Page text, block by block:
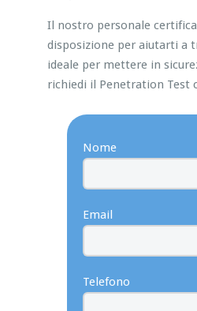
Il nostro personale
disposizione per aiutarti a
ideale per mettere in
richiedi il Penetration Test
Nome
Email
Telefono